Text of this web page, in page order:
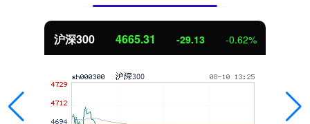
沪深300 4665.31 -29.13 -0.62%